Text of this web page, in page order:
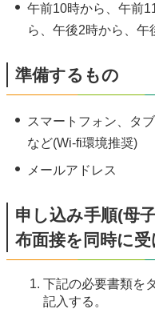
午前10時から、午前
ら、午後2時から、
準備するもの
スマートフォン、タ
など(Wi-fi環境推奨)
メールアドレス
申し込み手順(母
布面接を同時に
下記の必要書類を
記入する。